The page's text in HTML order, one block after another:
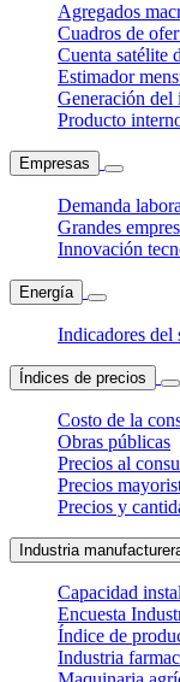
Agregados
Cuadros de
Cuenta satélite
Estimador
Generación del
Producto
Empresas
Demanda
Grandes
Innovación
Energía
Indicadores del
Índices de precios
Costo de la
Obras públicas
Precios al
Precios
Precios y
Industria
Capacidad
Encuesta
Índice de
Industria